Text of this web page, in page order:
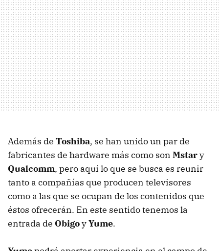
Además de Toshiba, se han unido un par de
fabricantes de hardware más como son Mstary
Qualcomm, pero aquí lo que se busca es reunir
tanto a compañías que producen televisores
como a las que se ocupan de los contenidos que
éstos ofrecerán. En este sentido tenemos la
entrada de ObigoyYume.